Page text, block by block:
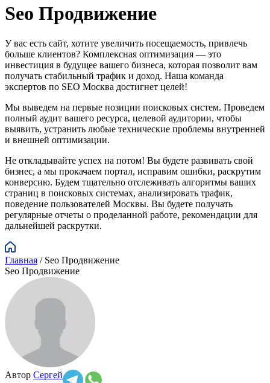
Seo Продвижение
У вас есть сайт, хотите увеличить посещаемость, привлечь
больше клиентов? Комплексная оптимизация — это
инвестиция в будущее вашего бизнеса, которая позволит вам
получать стабильный трафик и доход. Наша команда
экспертов по SEO Москва достигнет целей!
Мы выведем на первые позиции поисковых систем. Проведем
полный аудит вашего ресурса, целевой аудитории, чтобы
выявить, устранить любые технические проблемы внутренней
и внешней оптимизации.
Не откладывайте успех на потом! Вы будете развивать свой
бизнес, а мы прокачаем портал, исправим ошибки, раскрутим
конверсию. Будем тщательно отслеживать алгоритмы ваших
страниц в поисковых системах, анализировать трафик,
поведение пользователей Москвы. Вы будете получать
регулярные отчеты о проделанной работе, рекомендации для
дальнейшей раскрутки.
Главная / Seo Продвижение
Seo Продвижение
Автор Сергей